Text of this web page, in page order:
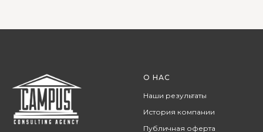
О НАС
Наши результаты
История компании
Публичная оферта